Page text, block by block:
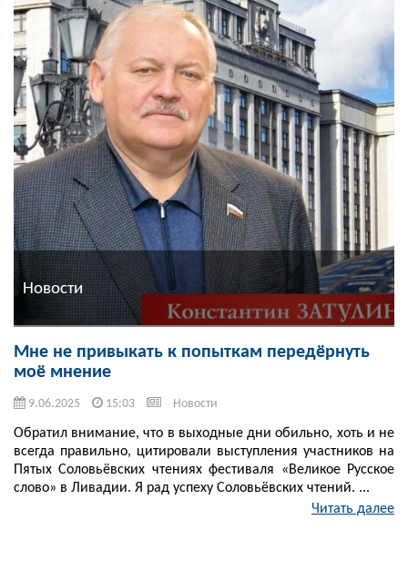
Новости
Мне не привыкать к попыткам передёрнуть
моё мнение
9.06.2025 15:03 Новости
Обратил внимание, что в выходные дни обильно, хоть и не
всегда правильно, цитировали выступления участников на
Пятых Соловьёвских чтениях фестиваля «Великое Русское
слово» в Ливадии. Я рад успеху Соловьёвских чтений. ...
Читать далее